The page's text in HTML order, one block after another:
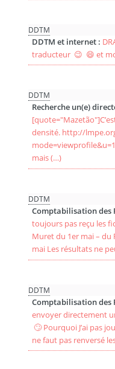
DDTM
DDTM et internet : DRA C’est vrai que
traducteur 😉 😄
DDTM
Recherche un(e)
densité. http://lmpe.org/forum/profile.php?
mode=viewprofile&u=164 4,24 / j : Mazetão, qui
mais (…)
DDTM
Comptabilisation des
toujours pas reçu les fichiers
Muret du 1er mai – du Rapide de Villeneuve-Tolosane du 8
mai Les résultats
DDTM
Comptabilisation des
envoyer directement
🙄 Pourquoi J’ai pas joué ces tournois, peu m’importe 😄 Il
ne faut pas renversé